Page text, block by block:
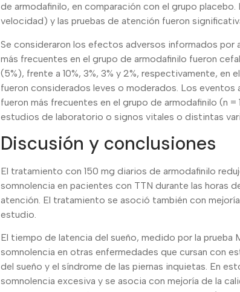
de armodafinilo, en comparación con el grupo
velocidad) y las pruebas de atención fueron
Se consideraron los efectos adversos informados por
más frecuentes en el grupo de armodafinilo fueron
(5%), frente a 10%, 3%, 3% y 2%, respectivamente,
fueron considerados leves o moderados. Los
fueron más frecuentes en el grupo de armodafinilo (n
estudios de laboratorio o signos vitales o distintas
Discusión y conclusiones
El tratamiento con 150 mg diarios de armodafinilo
somnolencia en pacientes con TTN durante las horas
atención. El tratamiento se asoció también con
estudio.
El tiempo de latencia del sueño, medido por la prueba
somnolencia en otras enfermedades que cursan con
del sueño y el síndrome de las piernas inquietas. En
somnolencia excesiva y se asocia con mejoría de la